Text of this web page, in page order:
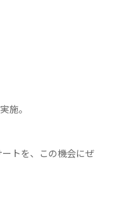
施。
トを、この機会にぜ